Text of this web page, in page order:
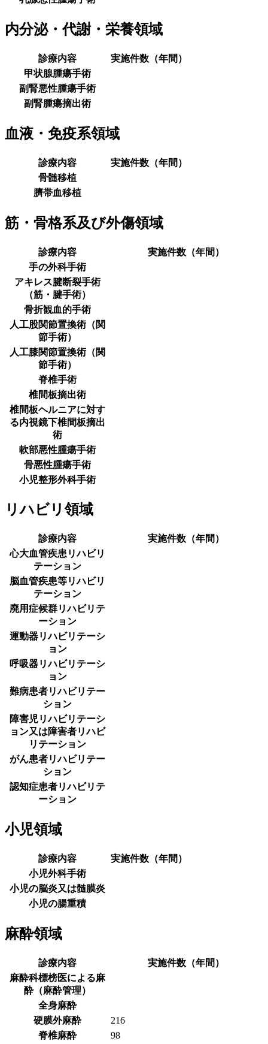
内分泌・代謝・栄養領域
診療内容
実施件数（年間）
甲状腺腫瘍手術
副腎悪性腫瘍手術
副腎腫瘍摘出術
血液・免疫系領域
診療内容
実施件数（年間）
骨髄移植
臍帯血移植
筋・骨格系及び外傷領域
診療内容
実施件数（年間）
手の外科手術
アキレス腱断裂手術
（筋・腱手術）
骨折観血的手術
人工股関節置換術（関
節手術）
人工膝関節置換術（関
節手術）
脊椎手術
椎間板摘出術
椎間板ヘルニアに対す
る内視鏡下椎間板摘出
術
軟部悪性腫瘍手術
骨悪性腫瘍手術
小児整形外科手術
リハビリ領域
診療内容
実施件数（年間）
心大血管疾患リハビリ
テーション
脳血管疾患等リハビリ
テーション
廃用症候群リハビリテ
ーション
運動器リハビリテーシ
ョン
呼吸器リハビリテーシ
ョン
難病患者リハビリテー
ション
障害児リハビリテーシ
ョン又は障害者リハビ
リテーション
がん患者リハビリテー
ション
認知症患者リハビリテ
ーション
小児領域
診療内容
実施件数（年間）
小児外科手術
小児の脳炎又は髄膜炎
小児の腸重積
麻酔領域
診療内容
実施件数（年間）
麻酔科標榜医による麻
酔（麻酔管理）
全身麻酔
硬膜外麻酔
216
脊椎麻酔
98